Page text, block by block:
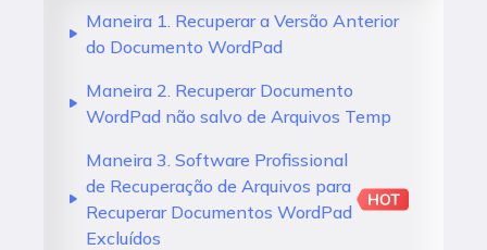
Maneira 1. Recuperar a Versão Anterior
do Documento WordPad
Maneira 2. Recuperar Documento
WordPad não salvo de Arquivos Temp
Maneira 3. Software Profissional
de Recuperação de Arquivos para
Recuperar Documentos WordPad
Excluídos